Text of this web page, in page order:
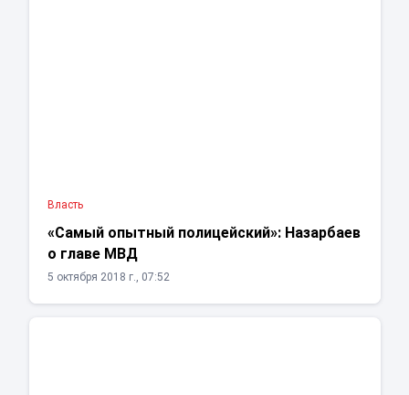
Власть
«Самый опытный полицейский»: Назарбаев
о главе МВД
5 октября 2018 г., 07:52